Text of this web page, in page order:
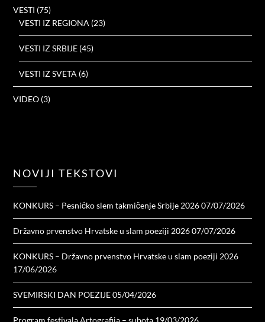
VESTI (75)
VESTI IZ REGIONA (23)
VESTI IZ SRBIJE (45)
VESTI IZ SVETA (6)
VIDEO (3)
NOVIJI TEKSTOVI
KONKURS – Pesničko slem takmičenje Srbije 2026 07/07/2026
Državno prvenstvo Hrvatske u slam poeziji 2026 07/07/2026
KONKURS – Državno prvenstvo Hrvatske u slam poeziji 2026
17/06/2026
SVEMIRSKI DAN POEZIJE 05/04/2026